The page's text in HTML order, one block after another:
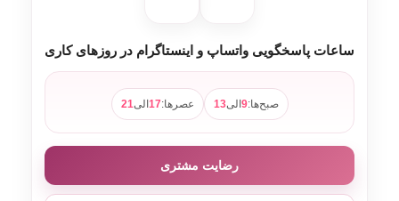
ساعات پاسخگویی واتساپ و اینستاگرام در روزهای کاری
صبح‌ها:9 الی13 عصرها:17 الی21
رضایت مشتری